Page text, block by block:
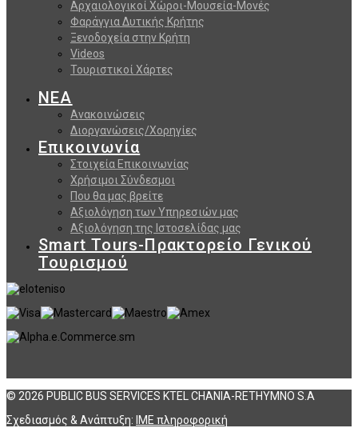
Αρχαιολογικοί Χώροι-Μουσεία-Μονές
Φαράγγια Δυτικής Κρήτης
Ξενοδοχεία στην Κρήτη
Videos
Τουριστικοί Χάρτες
ΝΕΑ
Ανακοινώσεις
Διοργανώσεις/Χορηγίες
Επικοινωνία
Στοιχεία Επικοινωνίας
Χρήσιμοι Σύνδεσμοι
Που θα μας βρείτε
Αξιολόγηση των Υπηρεσιών μας
Αξιολόγηση της Ιστοσελίδας μας
Smart Tours-Πρακτορείο Γενικού
Τουρισμού
© 2026 PUBLIC BUS SERVICES KTEL CHANIA-RETHYMNO S.A
Σχεδιασμός & Ανάπτυξη: ΙΜΕ πληροφορική